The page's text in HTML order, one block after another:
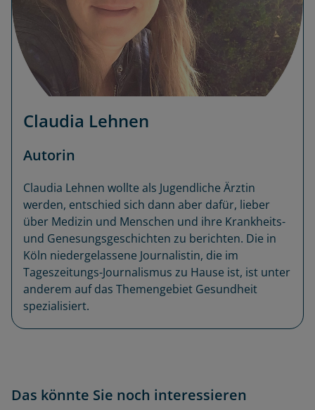
Claudia Lehnen
Autorin
Claudia Lehnen wollte als Jugendliche Ärztin
werden, entschied sich dann aber dafür, lieber
über Medizin und Menschen und ihre Krankheits-
und Genesungsgeschichten zu berichten. Die in
Köln niedergelassene Journalistin, die im
Tageszeitungs-Journalismus zu Hause ist, ist unter
anderem auf das Themengebiet Gesundheit
spezialisiert.
Das könnte Sie noch interessieren